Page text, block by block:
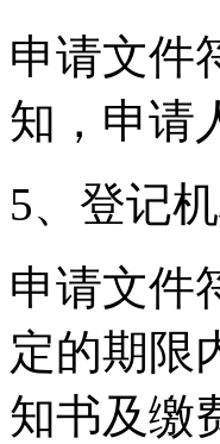
申请文件
知，申请
5、登记
申请文件
定的期限
知书及缴